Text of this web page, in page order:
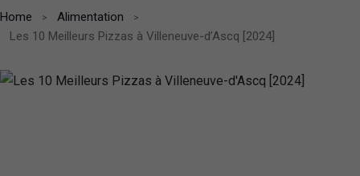
Home
Alimentation
Les 10 Meilleurs Pizzas à Villeneuve-d’Ascq [2024]